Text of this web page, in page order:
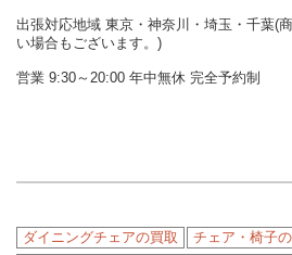
出張対応地域 東京・神奈川・埼玉・千葉(
い場合もございます。)
営業 9:30～20:00 年中無休 完全予約制
ダイニングチェアの買取
チェア・椅子